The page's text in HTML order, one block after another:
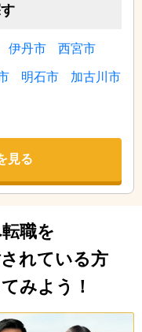
伊丹市 西宮市
明石市 加古川市
見る
職を
れている方
みよう！